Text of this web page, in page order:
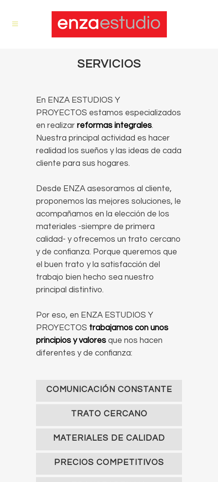
SERVICIOS
En ENZA ESTUDIOS Y
PROYECTOS estamos especializados
en realizar reformas integrales.
Nuestra principal actividad es hacer
realidad los sueños y las ideas de cada
cliente para sus hogares.
Desde ENZA asesoramos al cliente,
proponemos las mejores soluciones, le
acompañamos en la elección de los
materiales -siempre de primera
calidad- y ofrecemos un trato cercano
y de confianza. Porque queremos que
el buen trato y la satisfacción del
trabajo bien hecho sea nuestro
principal distintivo.
Por eso, en ENZA ESTUDIOS Y
PROYECTOS trabajamos con unos
principios y valores que nos hacen
diferentes y de confianza:
COMUNICACIÓN CONSTANTE
TRATO CERCANO
MATERIALES DE CALIDAD
PRECIOS COMPETITIVOS